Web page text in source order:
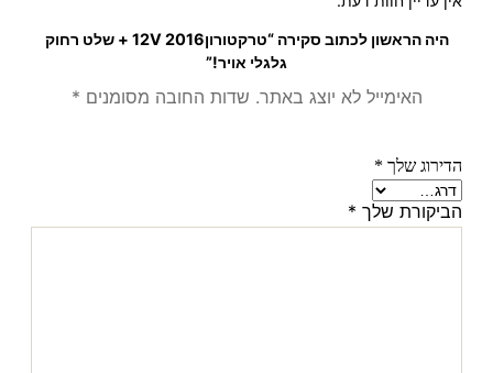
היה הראשון לכתוב סקירה “טרקטורון2016 12V + שלט רחוק
גלגלי אויר!”
האימייל לא יוצג באתר. שדות החובה מסומנים *
הדירוג שלך *
הביקורת שלך *